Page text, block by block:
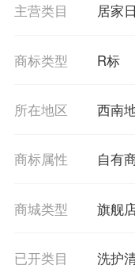
主营类目 居家
商标类型 R标
所在地区 西南
商标属性 自有
商城类型 旗舰
已开类目 洗护